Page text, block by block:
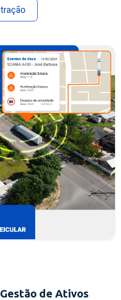
de Ativos